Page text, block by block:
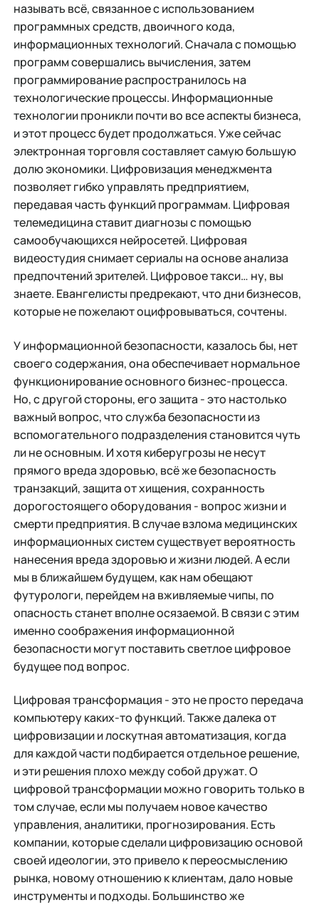
называть всё, связанное с использованием
программных средств, двоичного кода,
информационных технологий. Сначала с помощью
программ совершались вычисления, затем
программирование распространилось на
технологические процессы. Информационные
технологии проникли почти во все аспекты бизнеса,
и этот процесс будет продолжаться. Уже сейчас
электронная торговля составляет самую большую
долю экономики. Цифровизация менеджмента
позволяет гибко управлять предприятием,
передавая часть функций программам. Цифровая
телемедицина ставит диагнозы с помощью
самообучающихся нейросетей. Цифровая
видеостудия снимает сериалы на основе анализа
предпочтений зрителей. Цифровое такси… ну, вы
знаете. Евангелисты предрекают, что дни бизнесов,
которые не пожелают оцифровываться, сочтены.
У информационной безопасности, казалось бы, нет
своего содержания, она обеспечивает нормальное
функционирование основного бизнес-процесса.
Но, с другой стороны, его защита - это настолько
важный вопрос, что служба безопасности из
вспомогательного подразделения становится чуть
ли не основным. И хотя киберугрозы не несут
прямого вреда здоровью, всё же безопасность
транзакций, защита от хищения, сохранность
дорогостоящего оборудования - вопрос жизни и
смерти предприятия. В случае взлома медицинских
информационных систем существует вероятность
нанесения вреда здоровью и жизни людей. А если
мы в ближайшем будущем, как нам обещают
футурологи, перейдем на вживляемые чипы, по
опасность станет вполне осязаемой. В связи с этим
именно соображения информационной
безопасности могут поставить светлое цифровое
будущее под вопрос.
Цифровая трансформация - это не просто передача
компьютеру каких-то функций. Также далека от
цифровизации и лоскутная автоматизация, когда
для каждой части подбирается отдельное решение,
и эти решения плохо между собой дружат. О
цифровой трансформации можно говорить только в
том случае, если мы получаем новое качество
управления, аналитики, прогнозирования. Есть
компании, которые сделали цифровизацию основой
своей идеологии, это привело к переосмыслению
рынка, новому отношению к клиентам, дало новые
инструменты и подходы. Большинство же